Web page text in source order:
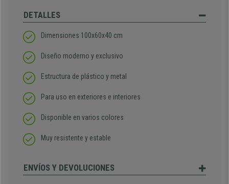
DETALLES
Dimensiones 100x60x40 cm
Diseño moderno y exclusivo
Estructura de plástico y metal
Para uso en exteriores e interiores
Disponible en varios colores
Muy resistente y estable
ENVÍOS Y DEVOLUCIONES